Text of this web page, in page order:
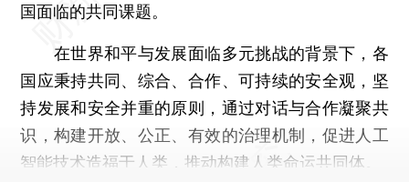
国面临的共同课题。
在世界和平与发展面临多元挑战的背景下，各
国应秉持共同、综合、合作、可持续的安全观，坚
持发展和安全并重的原则，通过对话与合作凝聚共
识，构建开放、公正、有效的治理机制，促进人工
智能技术造福于人类，推动构建人类命运共同体。